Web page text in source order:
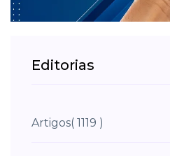
Editorias
Artigos( 1119 )